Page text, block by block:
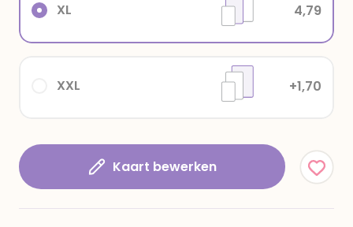
XXL +1,70
XL 4,79
Kaart bewerken